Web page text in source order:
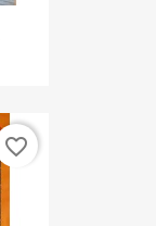
favorite_border